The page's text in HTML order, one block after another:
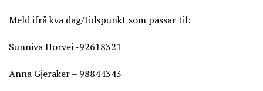
Meld ifrå kva dag/tidspunkt som passar til:
Sunniva Horvei -92618321
Anna Gjeraker – 98844343